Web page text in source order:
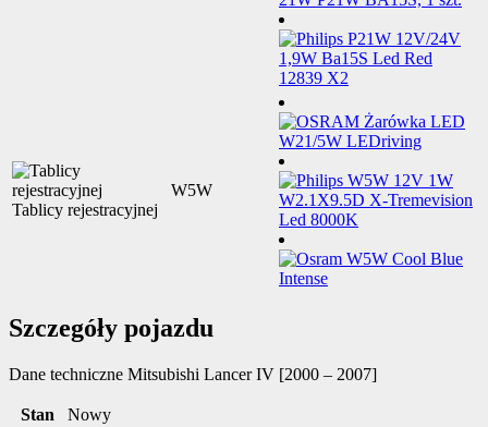
Tablicy rejestracyjnej
W5W
Szczegóły pojazdu
Dane techniczne Mitsubishi Lancer IV [2000 – 2007]
Stan
Nowy